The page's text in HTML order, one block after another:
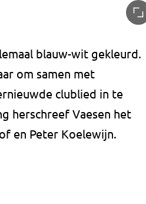
blauw-wit gekleurd.
om samen met
clublied in te
herschreef Vaesen het
en Peter Koelewijn.